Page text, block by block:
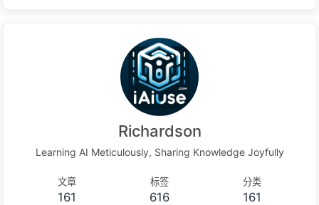
Richardson
Learning AI Meticulously, Sharing Knowledge Joyfully
文章
161
标签
616
分类
161